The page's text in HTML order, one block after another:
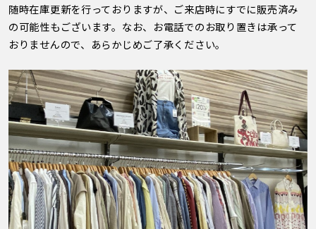
随時在庫更新を行っておりますが、ご来店時にすでに販売済み
の可能性もございます。なお、お電話でのお取り置きは承って
おりませんので、あらかじめご了承ください。